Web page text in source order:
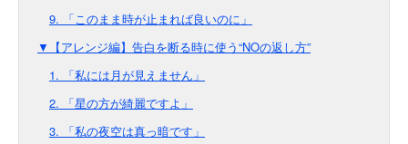
9. 「このまま時が止まれば良いのに」
▼【アレンジ編】告白を断る時に使う“NOの返し方”
1. 「私には月が見えません」
2. 「星の方が綺麗ですよ」
3. 「私の夜空は真っ暗です」